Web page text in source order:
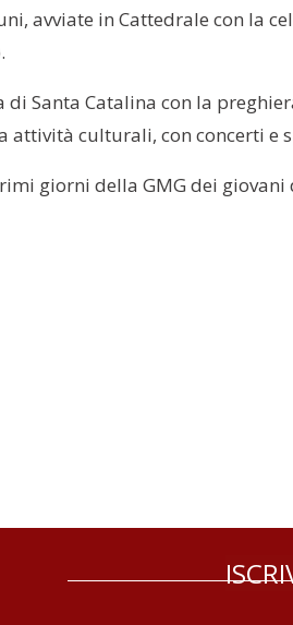
avviate in Cattedrale con la
Santa Catalina con la
attività culturali, con concerti
giorni della GMG dei